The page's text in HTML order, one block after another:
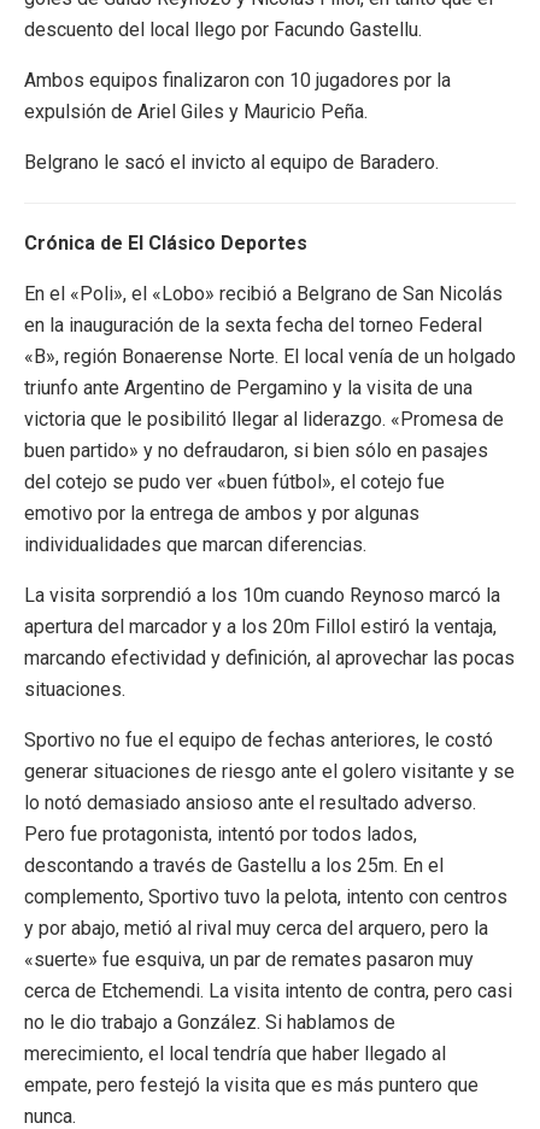
descuento del local llego por Facundo Gastellu.
Ambos equipos finalizaron con 10 jugadores por la
expulsión de Ariel Giles y Mauricio Peña.
Belgrano le sacó el invicto al equipo de Baradero.
Crónica de El Clásico Deportes
En el «Poli», el «Lobo» recibió a Belgrano de San Nicolás
en la inauguración de la sexta fecha del torneo Federal
«B», región Bonaerense Norte. El local venía de un holgado
triunfo ante Argentino de Pergamino y la visita de una
victoria que le posibilitó llegar al liderazgo. «Promesa de
buen partido» y no defraudaron, si bien sólo en pasajes
del cotejo se pudo ver «buen fútbol», el cotejo fue
emotivo por la entrega de ambos y por algunas
individualidades que marcan diferencias.
La visita sorprendió a los 10m cuando Reynoso marcó la
apertura del marcador y a los 20m Fillol estiró la ventaja,
marcando efectividad y definición, al aprovechar las pocas
situaciones.
Sportivo no fue el equipo de fechas anteriores, le costó
generar situaciones de riesgo ante el golero visitante y se
lo notó demasiado ansioso ante el resultado adverso.
Pero fue protagonista, intentó por todos lados,
descontando a través de Gastellu a los 25m. En el
complemento, Sportivo tuvo la pelota, intento con centros
y por abajo, metió al rival muy cerca del arquero, pero la
«suerte» fue esquiva, un par de remates pasaron muy
cerca de Etchemendi. La visita intento de contra, pero casi
no le dio trabajo a González. Si hablamos de
merecimiento, el local tendría que haber llegado al
empate, pero festejó la visita que es más puntero que
nunca.